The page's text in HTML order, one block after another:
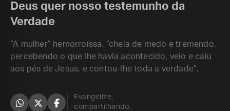
Deus quer nosso testemunho da
Verdade
“A mulher” hemorroíssa, “cheia de medo e tremendo,
percebendo o que lhe havia acontecido, veio e caiu
aos pés de Jesus, e contou-lhe toda a verdade”.
Evangelize,
compartilhando.